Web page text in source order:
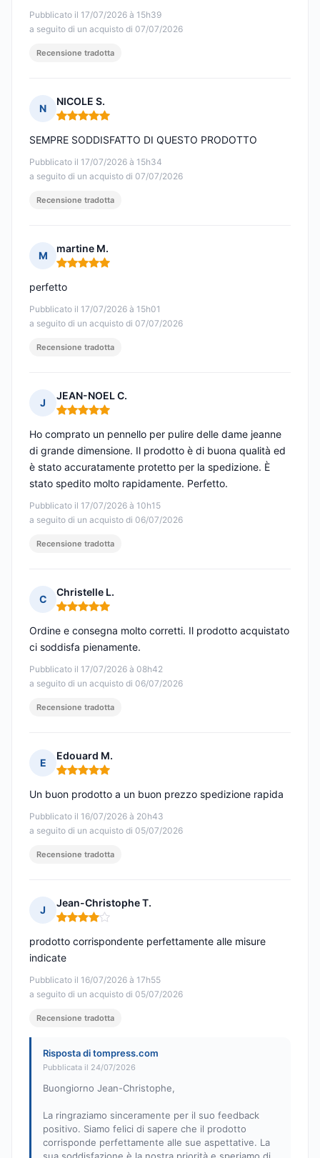
Pubblicato il 17/07/2026 à 15h39
a seguito di un acquisto di 07/07/2026
Recensione tradotta
N
NICOLE S.
Nota: 5 su 5
Pubblicato il 17/07/2026 à 15h34
a seguito di un acquisto di 07/07/2026
SEMPRE SODDISFATTO DI QUESTO PRODOTTO
Recensione tradotta
M
martine M.
Nota: 5 su 5
Pubblicato il 17/07/2026 à 15h01
a seguito di un acquisto di 07/07/2026
perfetto
Recensione tradotta
J
JEAN-NOEL C.
Nota: 5 su 5
Pubblicato il 17/07/2026 à 10h15
a seguito di un acquisto di 06/07/2026
Ho comprato un pennello per pulire delle dame jeanne
di grande dimensione. Il prodotto è di buona qualità ed
è stato accuratamente protetto per la spedizione. È
stato spedito molto rapidamente. Perfetto.
Recensione tradotta
C
Christelle L.
Nota: 5 su 5
Pubblicato il 17/07/2026 à 08h42
a seguito di un acquisto di 06/07/2026
Ordine e consegna molto corretti. Il prodotto acquistato
ci soddisfa pienamente.
Recensione tradotta
E
Edouard M.
Nota: 5 su 5
Pubblicato il 16/07/2026 à 20h43
a seguito di un acquisto di 05/07/2026
Un buon prodotto a un buon prezzo spedizione rapida
Recensione tradotta
J
Jean-Christophe T.
Nota: 4 su 5
Pubblicato il 16/07/2026 à 17h55
a seguito di un acquisto di 05/07/2026
prodotto corrispondente perfettamente alle misure
indicate
Recensione tradotta
Risposta di tompress.com
Pubblicata il 24/07/2026
Buongiorno Jean-Christophe,
La ringraziamo sinceramente per il suo feedback
positivo. Siamo felici di sapere che il prodotto
corrisponde perfettamente alle sue aspettative. La